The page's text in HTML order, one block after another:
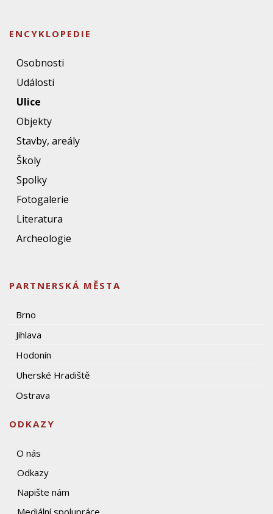
ENCYKLOPEDIE
Osobnosti
Události
Ulice
Objekty
Stavby, areály
Školy
Spolky
Fotogalerie
Literatura
Archeologie
PARTNERSKÁ MĚSTA
Brno
Jihlava
Hodonín
Uherské Hradiště
Ostrava
ODKAZY
O nás
Odkazy
Napište nám
Mediální spolupráce